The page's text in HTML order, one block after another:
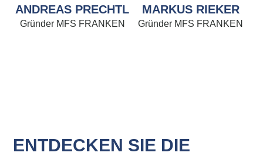
ANDREAS PRECHTL
Gründer MFS FRANKEN
MARKUS RIEKER
Gründer MFS FRANKEN
ENTDECKEN SIE DIE